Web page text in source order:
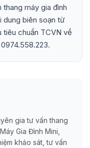
máy gia đình
dung biên soạn từ
chuẩn TCVN về
gia tư vấn thang
Gia Đình Mini,
khảo sát, tư vấn